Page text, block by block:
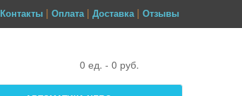
Контакты | Оплата | Доставка | Отзывы
0 ед. - 0 руб.